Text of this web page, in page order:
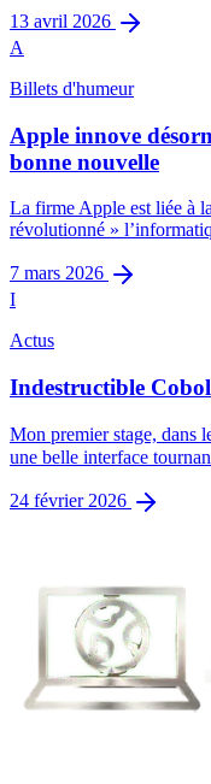
13 avril 2026
A
Billets d'humeur
Apple innove
bonne nouvelle
La firme Apple est liée à
révolutionné »
7 mars 2026
I
Actus
Indestructible Cobol
Mon premier stage, dans
une belle interface
24 février 2026